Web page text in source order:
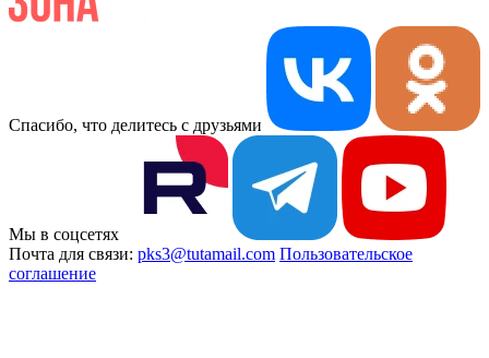
Спасибо, что делитесь с друзьями
Мы в соцсетях
Почта для связи: pks3@tutamail.com Пользовательское
соглашение